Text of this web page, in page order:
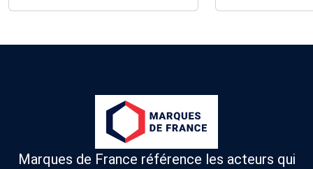
Marques de France référence les acteurs qui